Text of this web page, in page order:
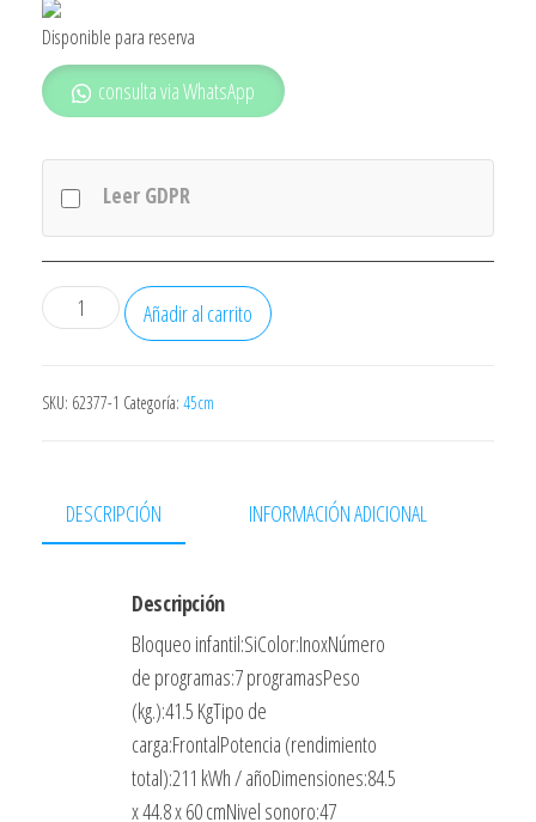
Disponible para reserva
consulta via WhatsApp
Leer GDPR
LAVAVAJILLAS
INFINITON
COLOR
SERVICIOS
ELECTRONICO
Añadir al carrito
SKU: 62377-1 Categoría: 45cm
DESCRIPCIÓN INFORMACIÓN ADICIONAL
Descripción
Bloqueo infantil:SiColor:InoxNúmero
de programas:7 programasPeso
(kg.):41.5 KgTipo de
carga:FrontalPotencia (rendimiento
total):211 kWh / añoDimensiones:84.5
x 44.8 x 60 cmNivel sonoro:47